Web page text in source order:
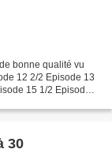
bonne qualité vu
12 2/2 Episode 13
15 1/2 Episode
30